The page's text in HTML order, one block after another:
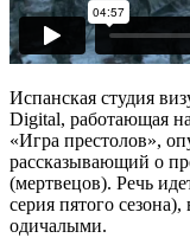
Испанская студия
Digital, работающая
«Игра престолов»,
рассказывающий о
(мертвецов). Речь
серия пятого
одичалыми.